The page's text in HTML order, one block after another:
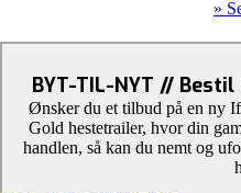
»
BYT-TIL-NYT //
Ønsker du et tilbud på en ny
Gold hestetrailer, hvor din
handlen, så kan du nemt og